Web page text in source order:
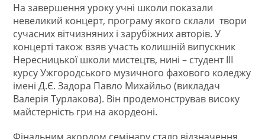
На завершення уроку учні школи показали
невеликий концерт, програму якого склали твори
сучасних вітчизняних і зарубіжних авторів. У
концерті також взяв участь колишній випускник
Нересницької школи мистецтв, нині – студент ІІІ
курсу Ужгородського музичного фахового коледжу
імені Д.Є. Задора Павло Михайльо (викладач
Валерія Турлакова). Він продемонстрував високу
майстерність гри на акордеоні.